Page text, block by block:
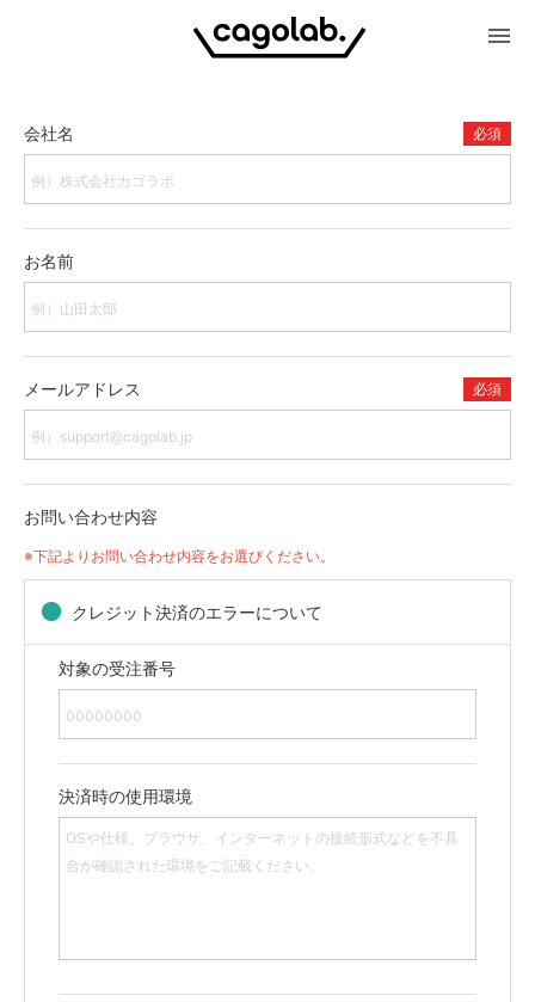
menu
会社名 必須
お名前
メールアドレス 必須
お問い合わせ内容
※下記よりお問い合わせ内容をお選びください。
クレジット決済のエラーについて
対象の受注番号
決済時の使用環境